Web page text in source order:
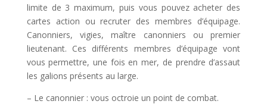
limite de 3 maximum, puis vous pouvez acheter des
cartes action ou recruter des membres d’équipage.
Canonniers, vigies, maître canonniers ou premier
lieutenant. Ces différents membres d’équipage vont
vous permettre, une fois en mer, de prendre d’assaut
les galions présents au large.
– Le canonnier : vous octroie un point de combat.